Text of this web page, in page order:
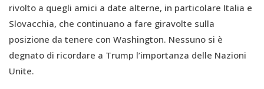
rivolto a quegli amici a date alterne, in particolare Italia e
Slovacchia, che continuano a fare giravolte sulla
posizione da tenere con Washington. Nessuno si è
degnato di ricordare a Trump l’importanza delle Nazioni
Unite.